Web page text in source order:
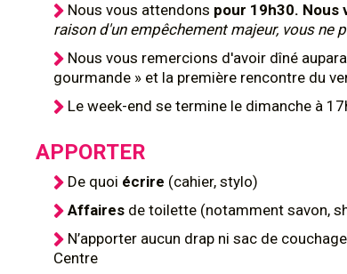
Nous vous attendons pour 19h30. Nous
raison d'un empêchement majeur, vous ne
Nous vous remercions d'avoir dîné
gourmande » et la première rencontre du
Le week-end se termine le dimanche à
APPORTER
De quoi écrire (cahier, stylo)
Affaires de toilette (notamment savon,
N’apporter aucun drap ni sac de
Centre